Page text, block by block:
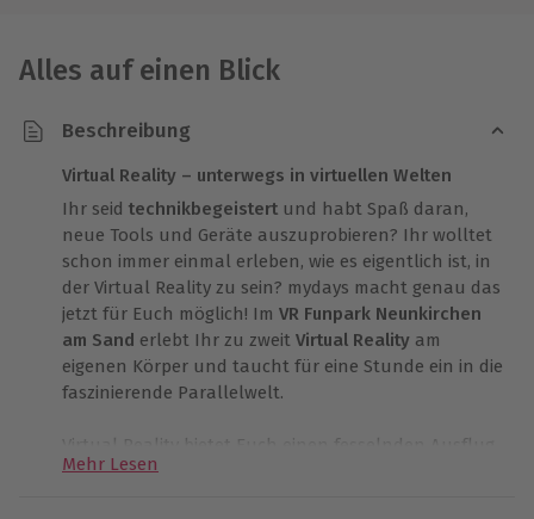
Alles auf einen Blick
Beschreibung
Virtual Reality – unterwegs in virtuellen Welten
Ihr seid technikbegeistert und habt Spaß daran,
neue Tools und Geräte auszuprobieren? Ihr wolltet
schon immer einmal erleben, wie es eigentlich ist, in
der Virtual Reality zu sein? mydays macht genau das
jetzt für Euch möglich! Im VR Funpark Neunkirchen
am Sand erlebt Ihr zu zweit Virtual Reality am
eigenen Körper und taucht für eine Stunde ein in die
faszinierende Parallelwelt.
Virtual Reality bietet Euch einen fesselnden Ausflug
in eine völlig neue Welt. Vollkommen
Mehr Lesen